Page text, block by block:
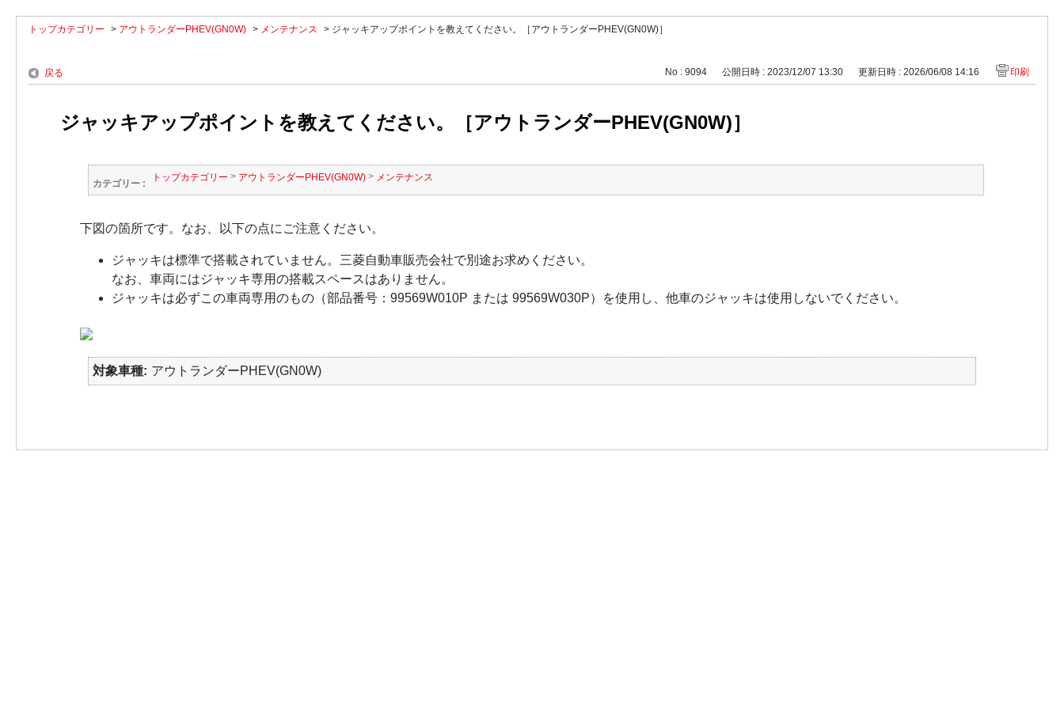
トップカテゴリー > アウトランダーPHEV(GN0W) > メンテナンス > ジャッキアップポイントを教えてください。［アウトランダーPHEV(GN0W)］
戻る No : 9094 公開日時 : 2023/12/07 13:30 更新日時 : 2026/06/08 14:16 印刷
ジャッキアップポイントを教えてください。［アウトランダーPHEV(GN0W)］
カテゴリー :
トップカテゴリー > アウトランダーPHEV(GN0W) > メンテナンス
下図の箇所です。なお、以下の点にご注意ください。
ジャッキは標準で搭載されていません。三菱自動車販売会社で別途お求めください。
なお、車両にはジャッキ専用の搭載スペースはありません。
ジャッキは必ずこの車両専用のもの（部品番号：99569W010P または 99569W030P）を使用し、他車のジャッキは使用しないでください。
対象車種 アウトランダーPHEV(GN0W)